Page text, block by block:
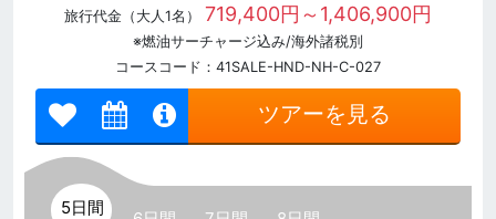
旅行代金（大人1名） 719,400円～1,406,900円
※燃油サーチャージ込み/海外諸税別
コースコード：41SALE-HND-NH-C-027
ツアーを見る
5日間